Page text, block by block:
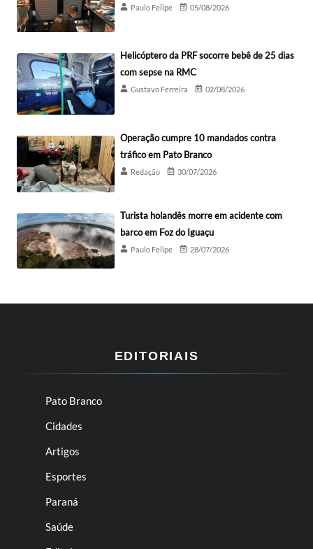
Paulo Felipe 05/08/2026
Helicóptero da PRF socorre bebê de 25 dias
com sepse na RMC
Gustavo Ferreira 02/08/2026
Operação cumpre 10 mandados contra
tráfico em Pato Branco
Redação 30/07/2026
Turista holandês morre em acidente com
barco em Foz do Iguaçu
Paulo Felipe 28/07/2026
EDITORIAIS
Pato Branco
Cidades
Artigos
Esportes
Paraná
Saúde